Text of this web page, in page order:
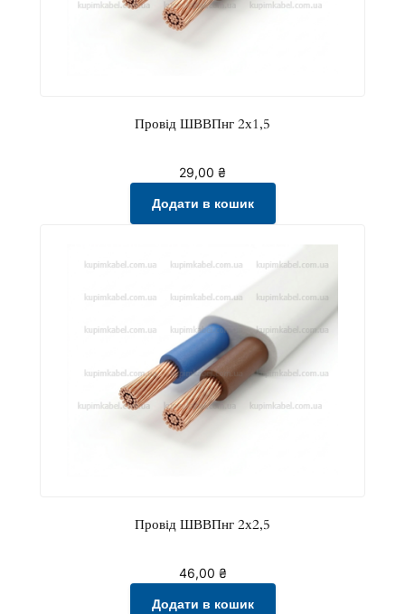
Провід ШВВПнг 2х1,5
29,00 ₴
Додати в кошик
Провід ШВВПнг 2х2,5
46,00 ₴
Додати в кошик